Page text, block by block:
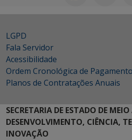
LGPD
Fala Servidor
Acessibilidade
Ordem Cronológica de
Planos de Contratações Anuais
SECRETARIA DE ESTADO DE
DESENVOLVIMENTO, CIÊNCIA,
INOVAÇÃO